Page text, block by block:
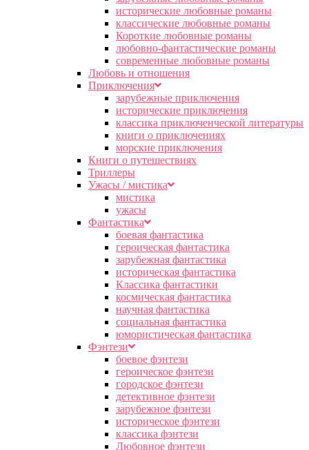
исторические любовные романы
классические любовные романы
Короткие любовные романы
любовно-фантастические романы
современные любовные романы
Любовь и отношения
Приключения
зарубежные приключения
исторические приключения
классика приключенческой литературы
книги о приключениях
морские приключения
Книги о путешествиях
Триллеры
Ужасы / мистика
мистика
ужасы
Фантастика
боевая фантастика
героическая фантастика
зарубежная фантастика
историческая фантастика
Классика фантастики
космическая фантастика
научная фантастика
социальная фантастика
юмористическая фантастика
Фэнтези
боевое фэнтези
героическое фэнтези
городское фэнтези
детективное фэнтези
зарубежное фэнтези
историческое фэнтези
классика фэнтези
Любовное фэнтези